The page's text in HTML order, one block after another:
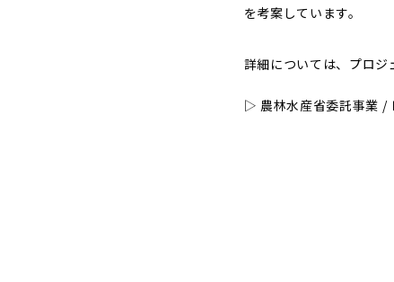
を考案しています。
詳細については、プロジ
▷ 農林水産省委託事業 /